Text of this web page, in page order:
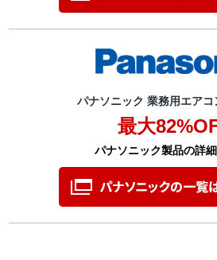
パナソニック 業務用エアコ
最大
パナソニック製品の詳